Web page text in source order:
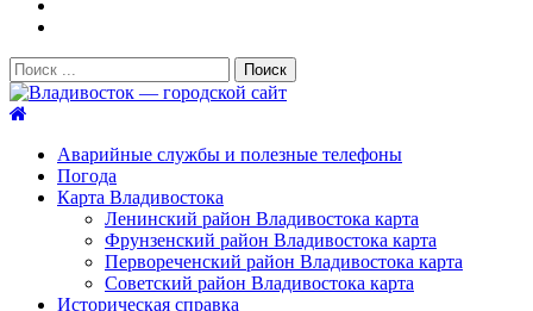
Поиск:
Аварийные службы и полезные телефоны
Погода
Карта Владивостока
Ленинский район Владивостока карта
Фрунзенский район Владивостока карта
Первореченский район Владивостока карта
Советский район Владивостока карта
Историческая справка